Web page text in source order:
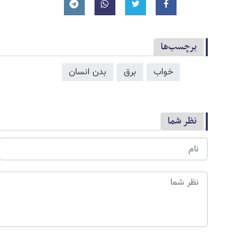
برچسب‌ها
خواب برق بدن انسان
نظر شما